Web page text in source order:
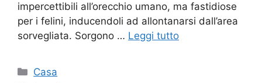
impercettibili all’orecchio umano, ma fastidiose
per i felini, inducendoli ad allontanarsi dall’area
sorvegliata. Sorgono … Leggi tutto
Categorie
Casa